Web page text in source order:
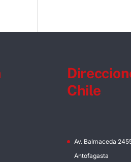
Chile
Av. Balmaceda
Antofagasta